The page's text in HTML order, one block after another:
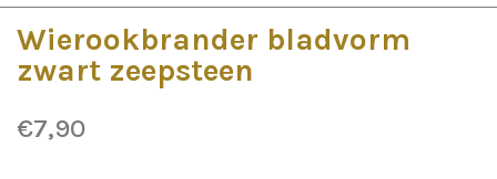
Wierookbrander bladvorm
zwart zeepsteen
€7,90